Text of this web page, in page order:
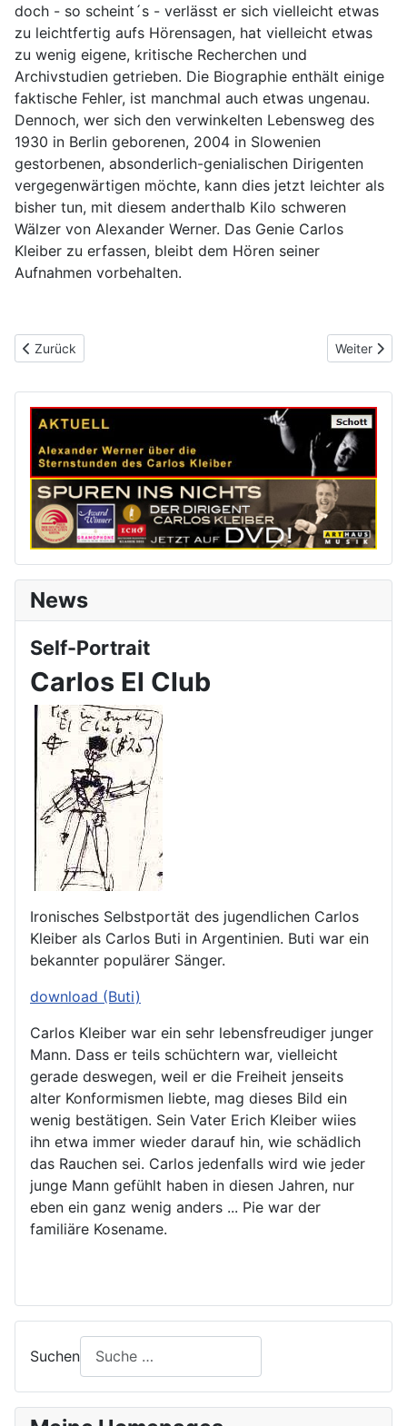
doch - so scheint´s - verlässt er sich vielleicht etwas
zu leichtfertig aufs Hörensagen, hat vielleicht etwas
zu wenig eigene, kritische Recherchen und
Archivstudien getrieben. Die Biographie enthält einige
faktische Fehler, ist manchmal auch etwas ungenau.
Dennoch, wer sich den verwinkelten Lebensweg des
1930 in Berlin geborenen, 2004 in Slowenien
gestorbenen, absonderlich-genialischen Dirigenten
vergegenwärtigen möchte, kann dies jetzt leichter als
bisher tun, mit diesem anderthalb Kilo schweren
Wälzer von Alexander Werner. Das Genie Carlos
Kleiber zu erfassen, bleibt dem Hören seiner
Aufnahmen vorbehalten.
Vorheriger Beitrag: ORF Wien
Zurück Nächster
Weiter
News
Self-Portrait
Carlos El Club
Ironisches Selbstportät des jugendlichen Carlos
Kleiber als Carlos Buti in Argentinien. Buti war ein
bekannter populärer Sänger.
download (Buti)
Carlos Kleiber war ein sehr lebensfreudiger junger
Mann. Dass er teils schüchtern war, vielleicht
gerade deswegen, weil er die Freiheit jenseits
alter Konformismen liebte, mag dieses Bild ein
wenig bestätigen. Sein Vater Erich Kleiber wiies
ihn etwa immer wieder darauf hin, wie schädlich
das Rauchen sei. Carlos jedenfalls wird wie jeder
junge Mann gefühlt haben in diesen Jahren, nur
eben ein ganz wenig anders ... Pie war der
familiäre Kosename.
Suchen